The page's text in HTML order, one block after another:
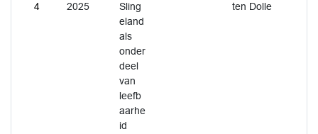
4
2025
Sling
eland
als
onder
deel
van
leefb
aarhe
id
ten Dolle